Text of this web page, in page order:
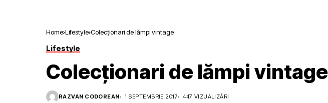
Home Lifestyle Colecționari de lămpi vintage
Lifestyle
Colecționari de lămpi vintage
RAZVAN CODOREAN 1 SEPTEMBRIE 2017 447 VIZUALIZĂRI